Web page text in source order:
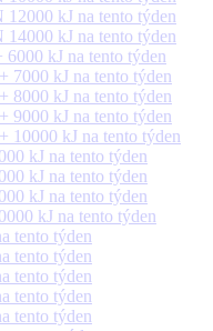
kJ na tento týden
kJ na tento týden
kJ na tento týden
7000 kJ na tento týden
8000 kJ na tento týden
9000 kJ na tento týden
kJ na tento týden
kJ na tento týden
kJ na tento týden
kJ na tento týden
kJ na tento týden
tento týden
tento týden
tento týden
tento týden
tento týden